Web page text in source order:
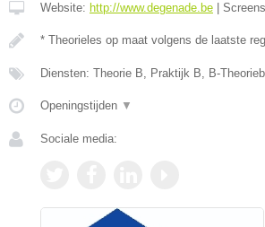
Website: http://www.degenade.be
* Theorieles op maat volgens de laatste
Diensten: Theorie B, Praktijk B, B-
Openingstijden ▼
Sociale media: